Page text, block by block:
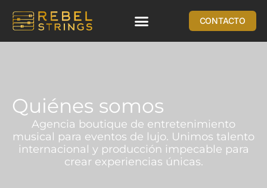
CONTACTO
Quiénes somos
Agencia boutique de entretenimiento
musical para eventos de lujo. Unimos talento
internacional y producción impecable para
crear experiencias únicas.